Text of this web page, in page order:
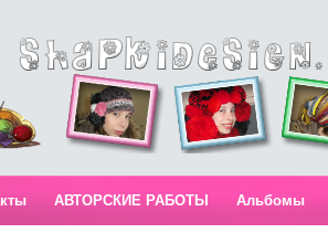
АВТОРСКИЕ РАБОТЫ Альбомы